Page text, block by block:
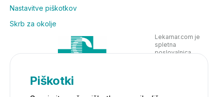
Nastavitve piškotkov
Skrb za okolje
Lekarnar.com je
spletna
poslovalnica
Piškotki